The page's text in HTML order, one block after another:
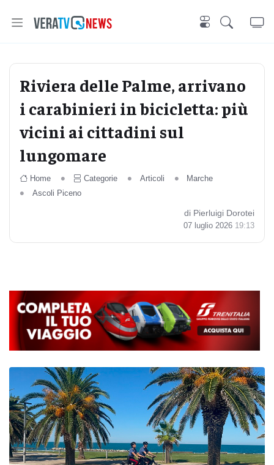
Riviera delle Palme, arrivano
i carabinieri in bicicletta: più
vicini ai cittadini sul
lungomare
Home Categorie Articoli
Marche
Ascoli Piceno
di Pierluigi Dorotei
07 luglio 2026 19:13